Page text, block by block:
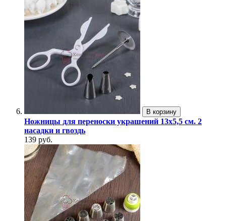
В корзину
Ножницы для переноски украшений 13х5,5 см. 2
насадки и гвоздь
139 руб.